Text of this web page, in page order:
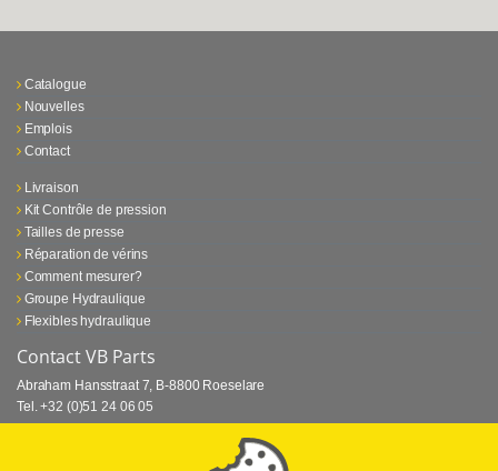
Catalogue
Nouvelles
Emplois
Contact
Livraison
Kit Contrôle de pression
Tailles de presse
Réparation de vérins
Comment mesurer?
Groupe Hydraulique
Flexibles hydraulique
Contact VB Parts
Abraham Hansstraat 7 B-8800 Roeselare
Tel. +32 (0)51 24 06 05